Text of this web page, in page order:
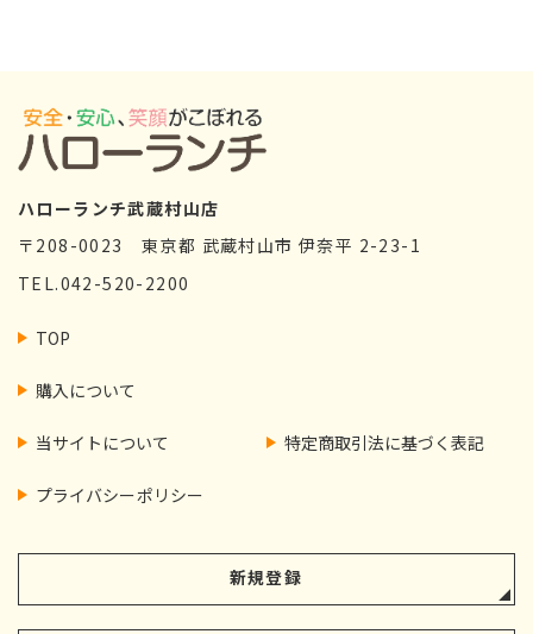
ハローランチ武蔵村山店
〒208-0023 東京都 武蔵村山市 伊奈平 2-23-1
TEL.042-520-2200
TOP
購入について
当サイトについて 特定商取引法に基づく表記
プライバシーポリシー
新規登録